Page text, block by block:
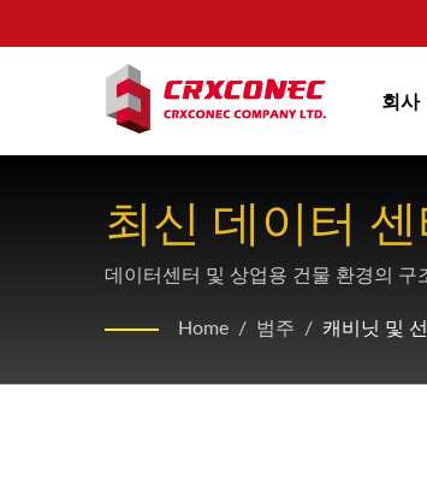
회사
최신 데이터
데이터센터 및 상업용 건물 환경의
Home / 범주 / 캐비닛 및